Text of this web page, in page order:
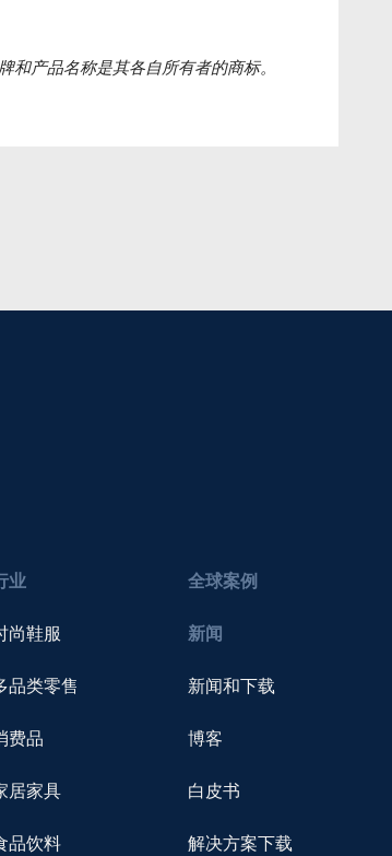
产品名称是其各自所有者的商标。
业
尚鞋服
品类零售
费品
居家具
品饮料
全球案例
新闻
新闻和下载
博客
白皮书
解决方案下载